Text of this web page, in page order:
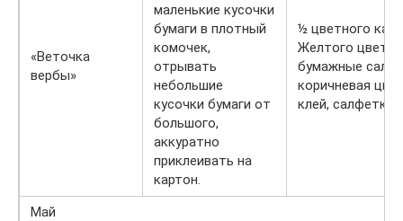
«Веточка
вербы»
маленькие кусочки
бумаги в плотный
комочек,
отрывать
небольшие
кусочки бумаги от
большого,
аккуратно
приклеивать на
картон.
½ цветного
Желтого цвета
бумажные
коричневая
клей, салфетки.
Май